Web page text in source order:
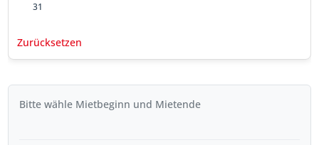
31
Zurücksetzen
Bitte wähle Mietbeginn und Mietende